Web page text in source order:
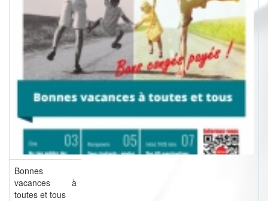
Bonnes
vacances à
toutes et tous